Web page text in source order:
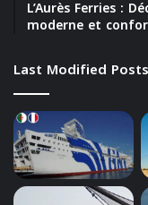
L’Aurès Ferries :
moderne et
Last Modified Posts